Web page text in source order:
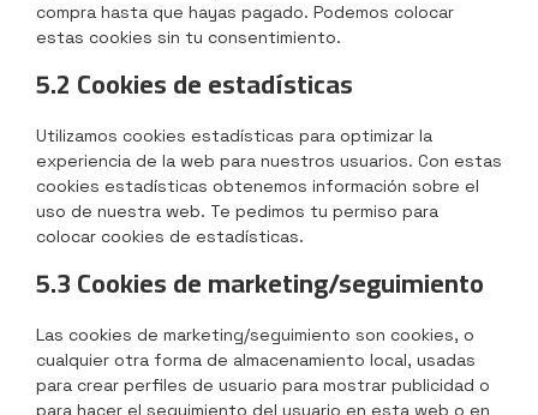
compra hasta que hayas pagado. Podemos colocar
estas cookies sin tu consentimiento.
5.2 Cookies de estadísticas
Utilizamos cookies estadísticas para optimizar la
experiencia de la web para nuestros usuarios. Con estas
cookies estadísticas obtenemos información sobre el
uso de nuestra web. Te pedimos tu permiso para
colocar cookies de estadísticas.
5.3 Cookies de marketing/seguimiento
Las cookies de marketing/seguimiento son cookies, o
cualquier otra forma de almacenamiento local, usadas
para crear perfiles de usuario para mostrar publicidad o
para hacer el seguimiento del usuario en esta web o en